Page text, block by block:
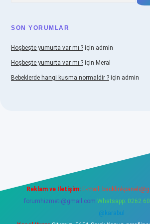
SON YORUMLAR
Hoşbeşte yumurta var mı ? için admin
Hoşbeşte yumurta var mı ? için Meral
Bebeklerde hangi kusma normaldir ? için admin
Reklam ve İletişim: E-mail:
forumhizmeti@gmail.com Whatsapp: 0262
@karabul